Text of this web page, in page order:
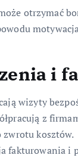
otrzymać
i
wizyty
z
zwrotu kosztów.
fakturowania i